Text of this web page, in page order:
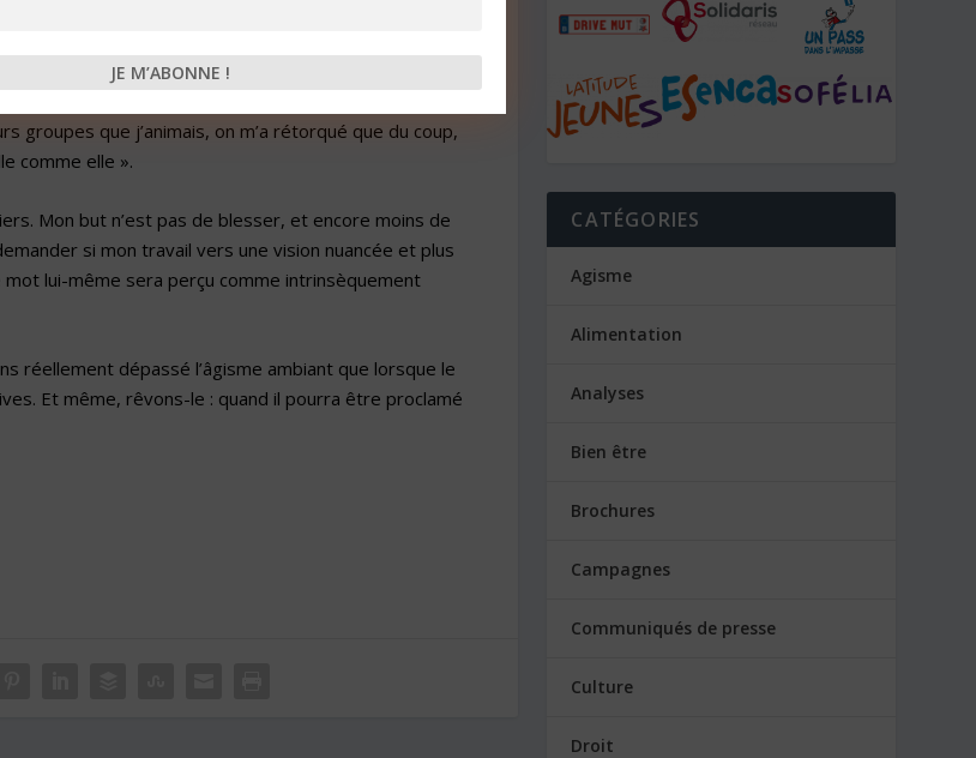
projet pour Liages était la réalisation d’une brochure
d’une femme visiblement très âgée, le poing levé
que j’animais, on m’a rétorqué que du coup,
comme elle ».
Mon but n’est pas de blesser, et encore moins de
si mon travail vers une vision nuancée et plus
lui-même sera perçu comme intrinsèquement
réellement dépassé l’âgisme ambiant que lorsque le
Et même, rêvons-le : quand il pourra être proclamé
CATÉGORIES
Agisme
Alimentation
Analyses
Bien être
Brochures
Campagnes
Communiqués de presse
Culture
Droit